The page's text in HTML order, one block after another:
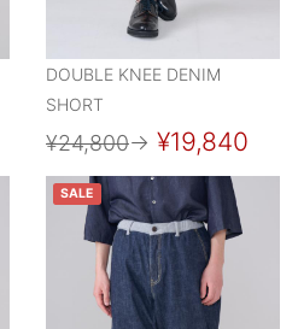
DOUBLE KNEE DENIM
SHORT
¥24,800→ ¥19,840
SALE